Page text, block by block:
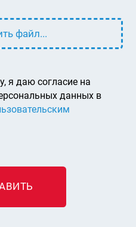
файл...
я даю согласие на
данных в